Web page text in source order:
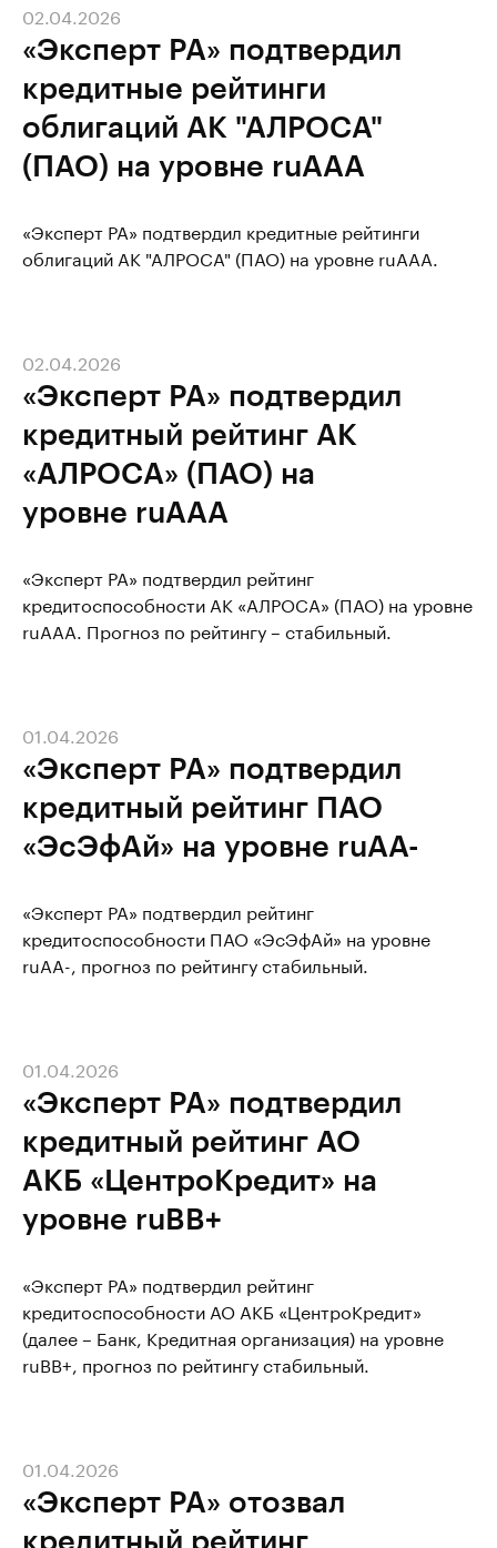
«Эксперт РА» подтвердил
кредитные рейтинги
облигаций АК "АЛРОСА"
(ПАО) на уровне ruAAA
02.04.2026
«Эксперт РА» подтвердил кредитные рейтинги
облигаций АК "АЛРОСА" (ПАО) на уровне ruAAA.
«Эксперт РА» подтвердил
кредитный рейтинг АК
«АЛРОСА» (ПАО) на
уровне ruAAA
02.04.2026
«Эксперт РА» подтвердил рейтинг
кредитоспособности АК «АЛРОСА» (ПАО) на уровне
ruAAA. Прогноз по рейтингу – стабильный.
«Эксперт РА» подтвердил
кредитный рейтинг ПАО
«ЭсЭфАй» на уровне ruAA-
01.04.2026
«Эксперт РА» подтвердил рейтинг
кредитоспособности ПАО «ЭсЭфАй» на уровне
ruAA-, прогноз по рейтингу стабильный.
«Эксперт РА» подтвердил
кредитный рейтинг АО
АКБ «ЦентроКредит» на
уровне ruBB+
01.04.2026
«Эксперт РА» подтвердил рейтинг
кредитоспособности АО АКБ «ЦентроКредит»
(далее – Банк, Кредитная организация) на уровне
ruBB+, прогноз по рейтингу стабильный.
«Эксперт РА» отозвал
кредитный рейтинг
01.04.2026